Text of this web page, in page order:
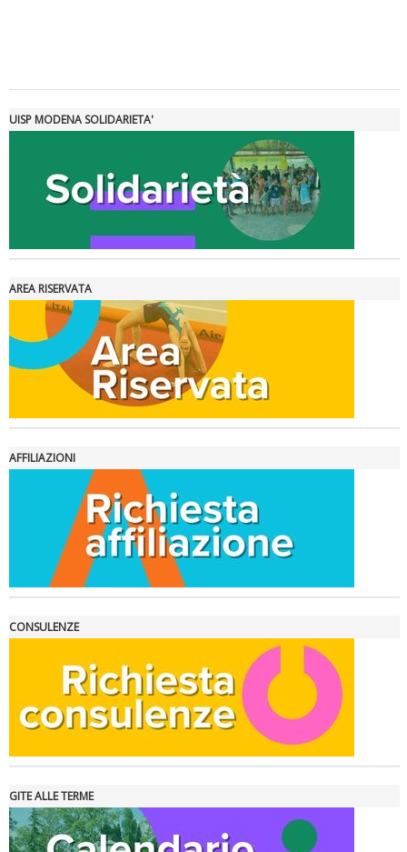
Tiziano Pesce a Radio InBlu2000 traccia il bilancio della stagione
Ddl Lobby, Uisp: “Il Parlamento valorizzi le nostre specificità"
UISP MODENA SOLIDARIETA'
AREA RISERVATA
AFFILIAZIONI
CONSULENZE
GITE ALLE TERME